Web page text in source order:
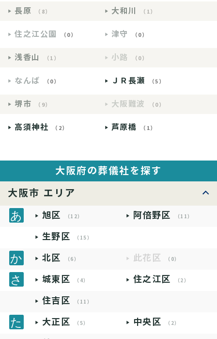
長原 （8） 大和川 （1）
住之江公園 （0） 津守 （0）
浅香山 （1） 小路 （0）
なんば （0） ＪＲ長瀬 （5）
堺市 （9） 大阪難波 （0）
高須神社 （2） 芦原橋 （1）
大阪府の葬儀社を探す
大阪市 エリア
旭区 （12） 阿倍野区 （11）
生野区 （15）
北区 （6） 此花区 （0）
城東区 （4） 住之江区 （2）
住吉区 （11）
大正区 （5） 中央区 （2）